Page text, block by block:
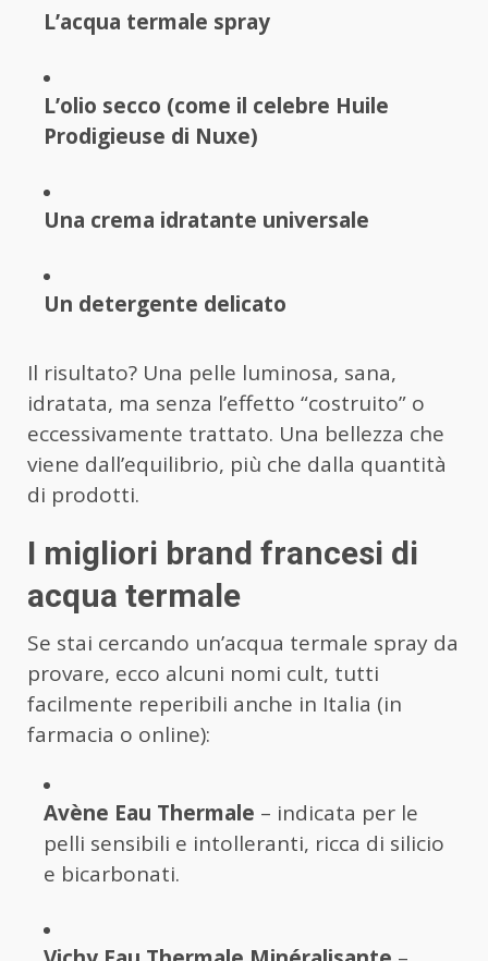
L’acqua termale spray
L’olio secco (come il celebre Huile
Prodigieuse di Nuxe)
Una crema idratante universale
Un detergente delicato
Il risultato? Una pelle luminosa, sana,
idratata, ma senza l’effetto “costruito” o
eccessivamente trattato. Una bellezza che
viene dall’equilibrio, più che dalla quantità
di prodotti.
I migliori brand francesi di
acqua termale
Se stai cercando un’acqua termale spray da
provare, ecco alcuni nomi cult, tutti
facilmente reperibili anche in Italia (in
farmacia o online):
Avène Eau Thermale – indicata per le
pelli sensibili e intolleranti, ricca di silicio
e bicarbonati.